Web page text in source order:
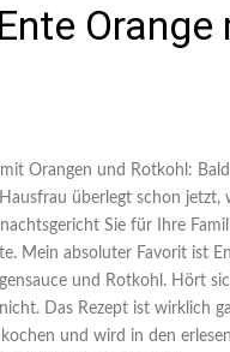
Orange
Orangen und Rotkohl:
überlegt schon jetzt,
Sie für Ihre
Mein absoluter Favorit ist
und Rotkohl. Hört
Das Rezept ist wirklich
und wird in den